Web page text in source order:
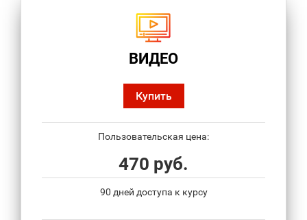
ВИДЕО
Купить
Пользовательская цена:
470 руб.
90 дней доступа к курсу